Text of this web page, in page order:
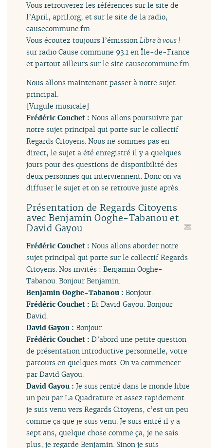
Vous retrouverez les références sur le site de
l’April, april.org, et sur le site de la radio,
causecommune.fm.
Vous écoutez toujours l’émissionLibre à vous !
sur radio Cause commune 93.1 en Île-de-France
et partout ailleurs sur le site causecommune.fm.
Nous allons maintenant passer à notre sujet
principal.
[Virgule musicale]
Frédéric Couchet :Nous allons poursuivre par
notre sujet principal qui porte sur le collectif
Regards Citoyens. Nous ne sommes pas en
direct, le sujet a été enregistré il y a quelques
jours pour des questions de disponibilité des
deux personnes qui interviennent. Donc on va
diffuser le sujet et on se retrouve juste après.
Présentation de Regards Citoyens
avec Benjamin Ooghe-Tabanou et
David Gayou
Frédéric Couchet :Nous allons aborder notre
sujet principal qui porte sur le collectif Regards
Citoyens. Nos invités : Benjamin Ooghe-
Tabanou. Bonjour Benjamin.
Benjamin Ooghe-Tabanou :Bonjour.
Frédéric Couchet :Et David Gayou. Bonjour
David.
David Gayou :Bonjour.
Frédéric Couchet :D’abord une petite question
de présentation introductive personnelle, votre
parcours en quelques mots. On va commencer
par David Gayou.
David Gayou :Je suis rentré dans le monde libre
un peu par La Quadrature et assez rapidement
je suis venu vers Regards Citoyens, c’est un peu
comme ça que je suis venu. Je suis entré il y a
sept ans, quelque chose comme ça, je ne sais
plus, je regarde Benjamin. Sinon je suis